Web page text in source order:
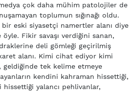
çok daha mühim patolojiler de
toplumun sığınağı oldu.
eski siyasetçi namertler alanı diye
Fikir savaşı verdiğini sanan,
deli gömleği geçirilmiş
alanı. Kimi cihat ediyor kimi
geldiğinde tek kelime etmeye
kendini kahraman hissettiği,
yalancı pehlivanlar,